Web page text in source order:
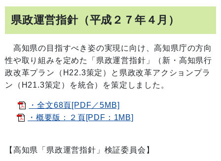
県政運営指針（平成２７年４月）
高知県の目指すべき姿の実現に向け、高知県庁の方向
性や取り組みを定めた「県政運営指針」（新・高知県行
政改革プラン（H22.3策定）と県政改革アクションプラ
ン（H21.3策定）を統合）を策定しました。
・全文68頁[PDF／5MB]
・概要版：２頁[PDF：1MB]
【高知県「県政運営指針」検証委員会】